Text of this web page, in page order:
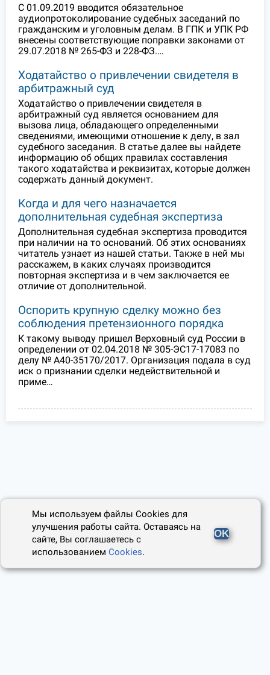
С 01.09.2019 вводится обязательное
аудиопротоколирование судебных заседаний по
гражданским и уголовным делам. В ГПК и УПК РФ
внесены соответствующие поправки законами от
29.07.2018 № 265-ФЗ и 228-ФЗ.…
Ходатайство о привлечении свидетеля в
арбитражный суд
Ходатайство о привлечении свидетеля в
арбитражный суд является основанием для
вызова лица, обладающего определенными
сведениями, имеющими отношение к делу, в зал
судебного заседания. В статье далее вы найдете
информацию об общих правилах составления
такого ходатайства и реквизитах, которые должен
содержать данный документ.
Когда и для чего назначается
дополнительная судебная экспертиза
Дополнительная судебная экспертиза проводится
при наличии на то оснований. Об этих основаниях
читатель узнает из нашей статьи. Также в ней мы
расскажем, в каких случаях производится
повторная экспертиза и в чем заключается ее
отличие от дополнительной.
Оспорить крупную сделку можно без
соблюдения претензионного порядка
К такому выводу пришел Верховный суд России в
определении от 02.04.2018 № 305-ЭС17-17083 по
делу № А40-35170/2017. Организация подала в суд
иск о признании сделки недействительной и
приме…
Мы используем файлы Cookies для
улучшения работы сайта. Оставаясь на
сайте, Вы соглашаетесь с
использованиемCookies.
OK